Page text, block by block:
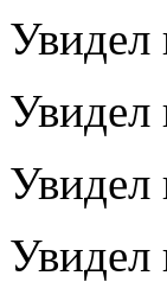
Увидел
Увидел
Увидел
Увидел